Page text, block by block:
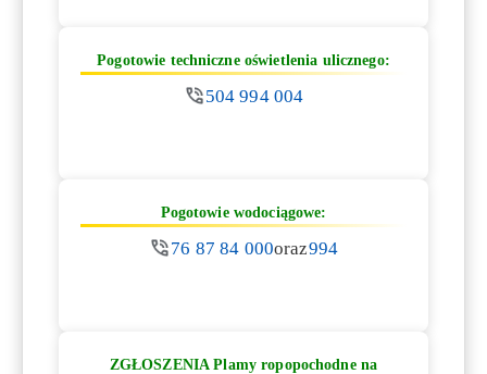
Pogotowie techniczne oświetlenia ulicznego:
504 994 004
Pogotowie wodociągowe:
76 87 84 000oraz994
ZGŁOSZENIA Plamy ropopochodne na